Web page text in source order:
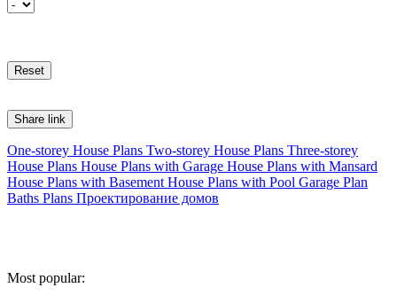
Share link
One-storey House Plans Two-storey House Plans Three-storey
House Plans House Plans with Garage House Plans with Mansard
House Plans with Basement House Plans with Pool Garage Plan
Baths Plans Проектирование домов
Most popular: